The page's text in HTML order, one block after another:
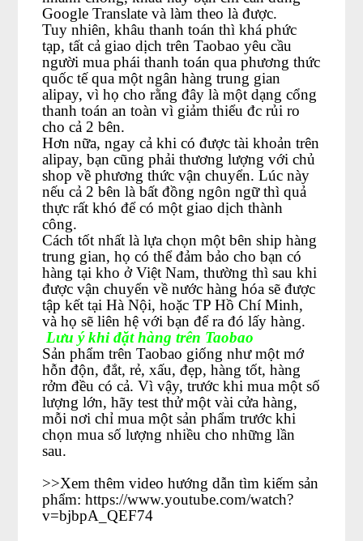
Google Translate và làm theo là được.
Tuy nhiên, khâu thanh toán thì khá phức
tạp, tất cả giao dịch trên Taobao yêu cầu
người mua phái thanh toán qua phương thức
quốc tế qua một ngân hàng trung gian
alipay, vì họ cho rằng đây là một dạng cổng
thanh toán an toàn vì giảm thiểu đc rủi ro
cho cả 2 bên.
Hơn nữa, ngay cả khi có được tài khoản trên
alipay, bạn cũng phải thương lượng với chủ
shop về phương thức vận chuyển. Lúc này
nếu cả 2 bên là bất đồng ngôn ngữ thì quả
thực rất khó để có một giao dịch thành
công.
Cách tốt nhất là lựa chọn một bên ship hàng
trung gian, họ có thể đảm bảo cho bạn có
hàng tại kho ở Việt Nam, thường thì sau khi
được vận chuyển về nước hàng hóa sẽ được
tập kết tại Hà Nội, hoặc TP Hồ Chí Minh,
và họ sẽ liên hệ với bạn để ra đó lấy hàng.
Lưu ý khi đặt hàng trên Taobao
Sản phẩm trên Taobao giống như một mớ
hỗn độn, đắt, rẻ, xấu, đẹp, hàng tốt, hàng
rởm đều có cả. Vì vậy, trước khi mua một số
lượng lớn, hãy test thử một vài cửa hàng,
mỗi nơi chỉ mua một sản phẩm trước khi
chọn mua số lượng nhiều cho những lần
sau.
>>Xem thêm video hướng dẫn tìm kiếm sản
phẩm:https://www.youtube.com/watch?
v=bjbpA_QEF74